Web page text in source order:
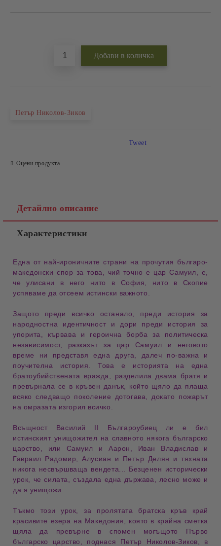
Петър Николов-Зиков
Оцени продукта
Tweet
Детайлно описание
Характеристики
Една от най-ироничните страни на прочутия българо-
македонски спор за това, чий точно е цар Самуил
, е,
че улисани в него нито в София, нито в Скопие
успяваме да отсеем истински важното.
народностна идентичност и дори преди история за
упорита, кървава и героична борба за политическа
независимост, разказът за цар Самуил и неговото
време ни представя една друга, далеч по-важна и
братоубийствената вражда
, разделила двама братя и
превърнала се в кръвен данък , който щяло да плаща
всяко следващо поколение дотогава, докато пожарът
на омразата изгорил всичко.
Всъщност Василий II Българоубиец ли е бил
истинският унищожител на славното някога българско
царство
, или Самуил и Аарон, Иван Владислав и
Гавраил Радомир, Алусиан и Петър Делян и тяхната
никога несвършваща вендета ... Безценен исторически
урок, че силата, създала една държава, лесно може и
да я унищожи
Тъкмо този урок, за пролятата братска кръв край
красивите езера на Македония
, която в крайна сметка
щяла да превърне в спомен могъщото Първо
българско царство, поднася Петър Николов-Зиков , в